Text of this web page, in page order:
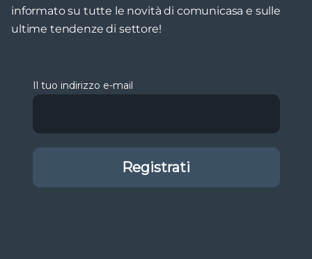
informato su tutte le novità di comunicasa e sulle
ultime tendenze di settore!